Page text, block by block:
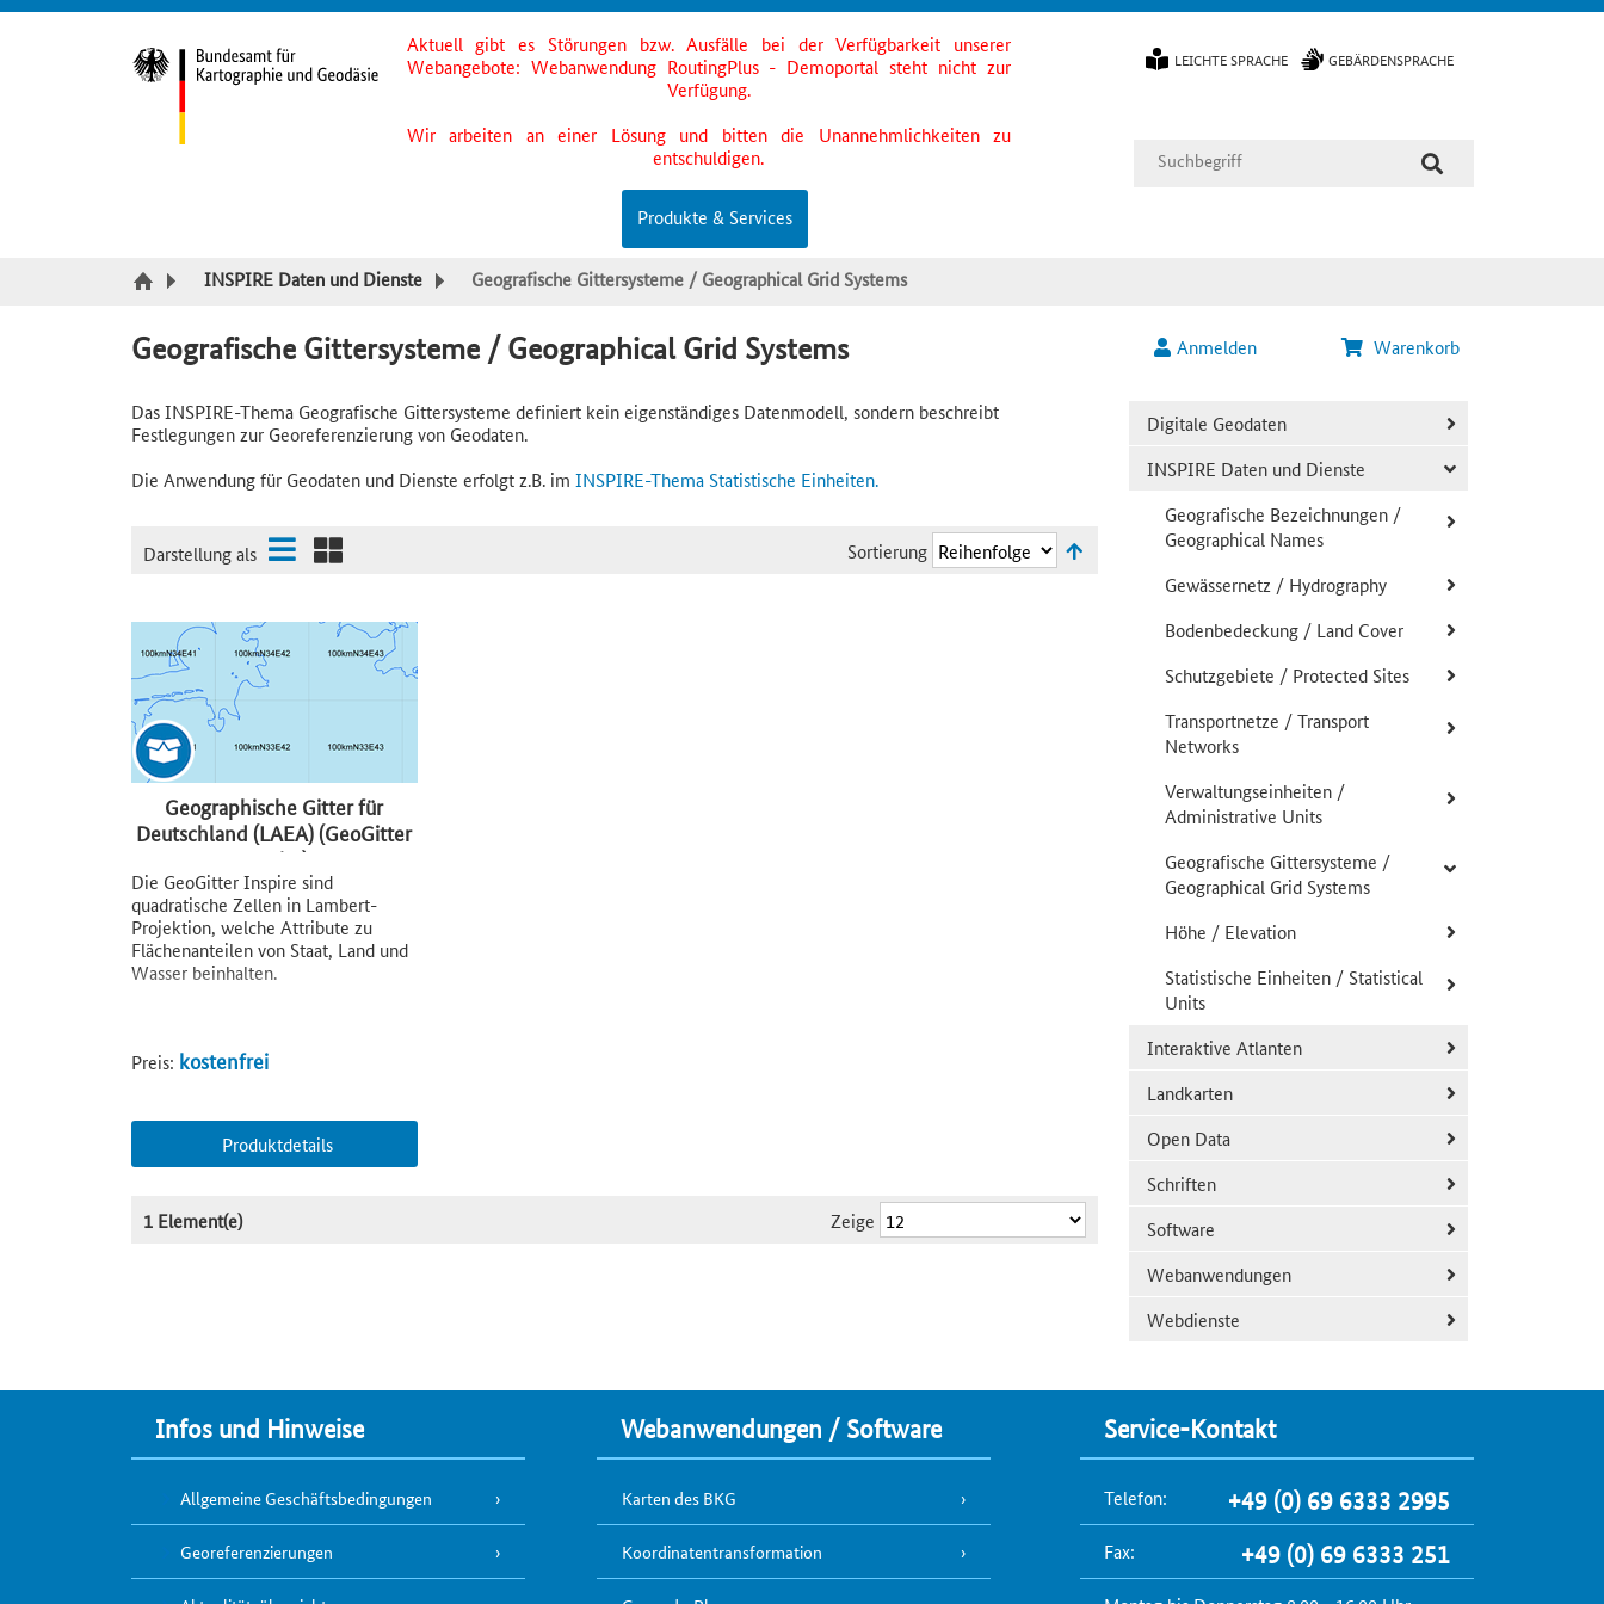
Kategorie Navigation
LEICHTE SPRACHE GEBÄRDENSPRACHE
Aktuell gibt es Störungen bzw. Ausfälle bei der Verfügbarkeit unserer
Webangebote: Webanwendung RoutingPlus - Demoportal steht nicht zur
Verfügung.
Wir arbeiten an einer Lösung und bitten die Unannehmlichkeiten zu
entschuldigen.
Produkte & Services
INSPIRE Daten und Dienste Geografische Gittersysteme / Geographical Grid Systems
Anmelden Warenkorb
Geografische Gittersysteme / Geographical Grid Systems
Das INSPIRE-Thema Geografische Gittersysteme definiert kein eigenständiges Datenmodell, sondern beschreibt
Festlegungen zur Georeferenzierung von Geodaten.
Die Anwendung für Geodaten und Dienste erfolgt z.B. im INSPIRE-Thema Statistische Einheiten.
Sortierung
Darstellung als
Geographische Gitter für
Deutschland (LAEA) (GeoGitter
Inspire)
Die GeoGitter Inspire sind
quadratische Zellen in Lambert-
Projektion, welche Attribute zu
Flächenanteilen von Staat, Land und
Wasser beinhalten.
Preis: kostenfrei
Produktdetails
1 Element(e) Zeige
Digitale Geodaten
INSPIRE Daten und Dienste
Geografische Bezeichnungen /
Geographical Names
Gewässernetz / Hydrography
Bodenbedeckung / Land Cover
Schutzgebiete / Protected Sites
Transportnetze / Transport
Networks
Verwaltungseinheiten /
Administrative Units
Geografische Gittersysteme /
Geographical Grid Systems
Höhe / Elevation
Statistische Einheiten / Statistical
Units
Interaktive Atlanten
Landkarten
Open Data
Schriften
Software
Webanwendungen
Webdienste
Infos und Hinweise
Allgemeine Geschäftsbedingungen
Georeferenzierungen
Webanwendungen / Software
Karten des BKG
Koordinatentransformation
Service-Kontakt
Telefon: +49 (0) 69 6333 2995
Fax: +49 (0) 69 6333 251